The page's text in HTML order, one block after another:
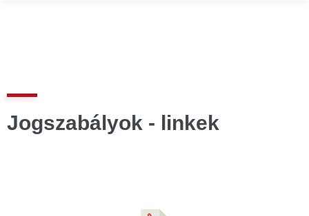
Jogszabályok - linkek